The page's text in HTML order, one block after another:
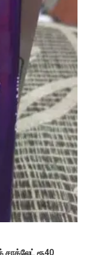
சாக்லேட் ரூ40